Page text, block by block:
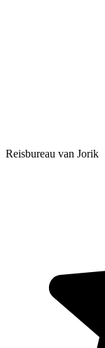
Reisbureau van Jorik